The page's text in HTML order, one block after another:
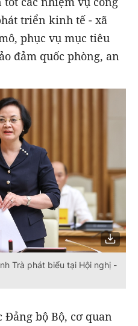
triển kinh tế - xã
phục vụ mục tiêu
đảm quốc phòng, an
Trà phát biểu tại Hội nghị -
Đảng bộ Bộ, cơ quan